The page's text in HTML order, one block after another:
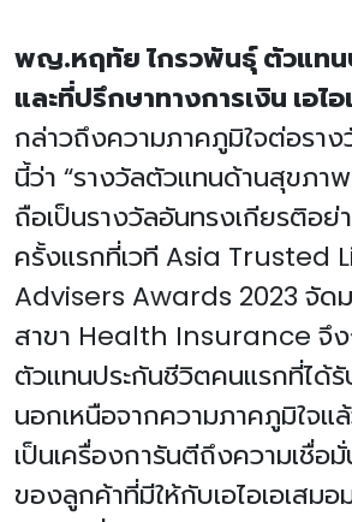
พญ.หฤทัย ไกรวพันธุ์ ตัวแทน
และที่ปรึกษาทางการเงิน เอไอ
กล่าวถึงความภาคภูมิใจต่อรา
นี้ว่า “รางวัลตัวแทนด้านสุขภา
ถือเป็นรางวัลอันทรงเกียรติอ
ครั้งแรกที่เวที Asia Trusted
Advisers Awards 2023 จัด
สาขา Health Insurance จึง
ตัวแทนประกันชีวิตคนแรกที่ได้
นอกเหนือจากความภาคภูมิใจแ
เป็นเครื่องการันตีถึงความเชื่อมั่
ของลูกค้าที่มีให้กับเอไอเอเสม